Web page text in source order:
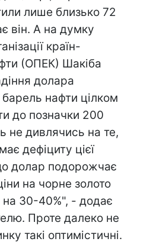
лише близько 72
він. А на думку
країн-
(ОПЕК) Шакіба
долара
нафти цілком
до позначки 200
не дивлячись на те,
дефіциту цієї
долар подорожчає
на чорне золото
30-40%", - додає
Проте далеко не
такі оптимістичні.